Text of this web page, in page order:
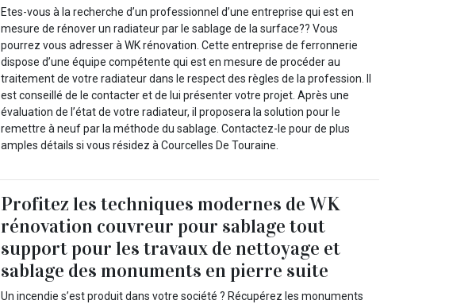
Etes-vous à la recherche d’un professionnel d’une entreprise qui est en
mesure de rénover un radiateur par le sablage de la surface?? Vous
pourrez vous adresser à WK rénovation. Cette entreprise de ferronnerie
dispose d’une équipe compétente qui est en mesure de procéder au
traitement de votre radiateur dans le respect des règles de la profession. Il
est conseillé de le contacter et de lui présenter votre projet. Après une
évaluation de l’état de votre radiateur, il proposera la solution pour le
remettre à neuf par la méthode du sablage. Contactez-le pour de plus
amples détails si vous résidez à Courcelles De Touraine.
Profitez les techniques modernes de WK
rénovation couvreur pour sablage tout
support pour les travaux de nettoyage et
sablage des monuments en pierre suite
Un incendie s’est produit dans votre société ? Récupérez les monuments